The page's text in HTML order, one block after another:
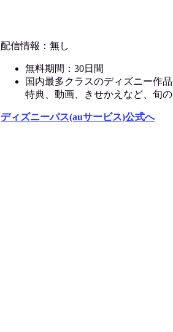
配信情報：無し
無料期間：30日間
国内最多クラスのディズニー作
特典、動画、きせかえなど、旬
ディズニーパス(auサービス)公式へ